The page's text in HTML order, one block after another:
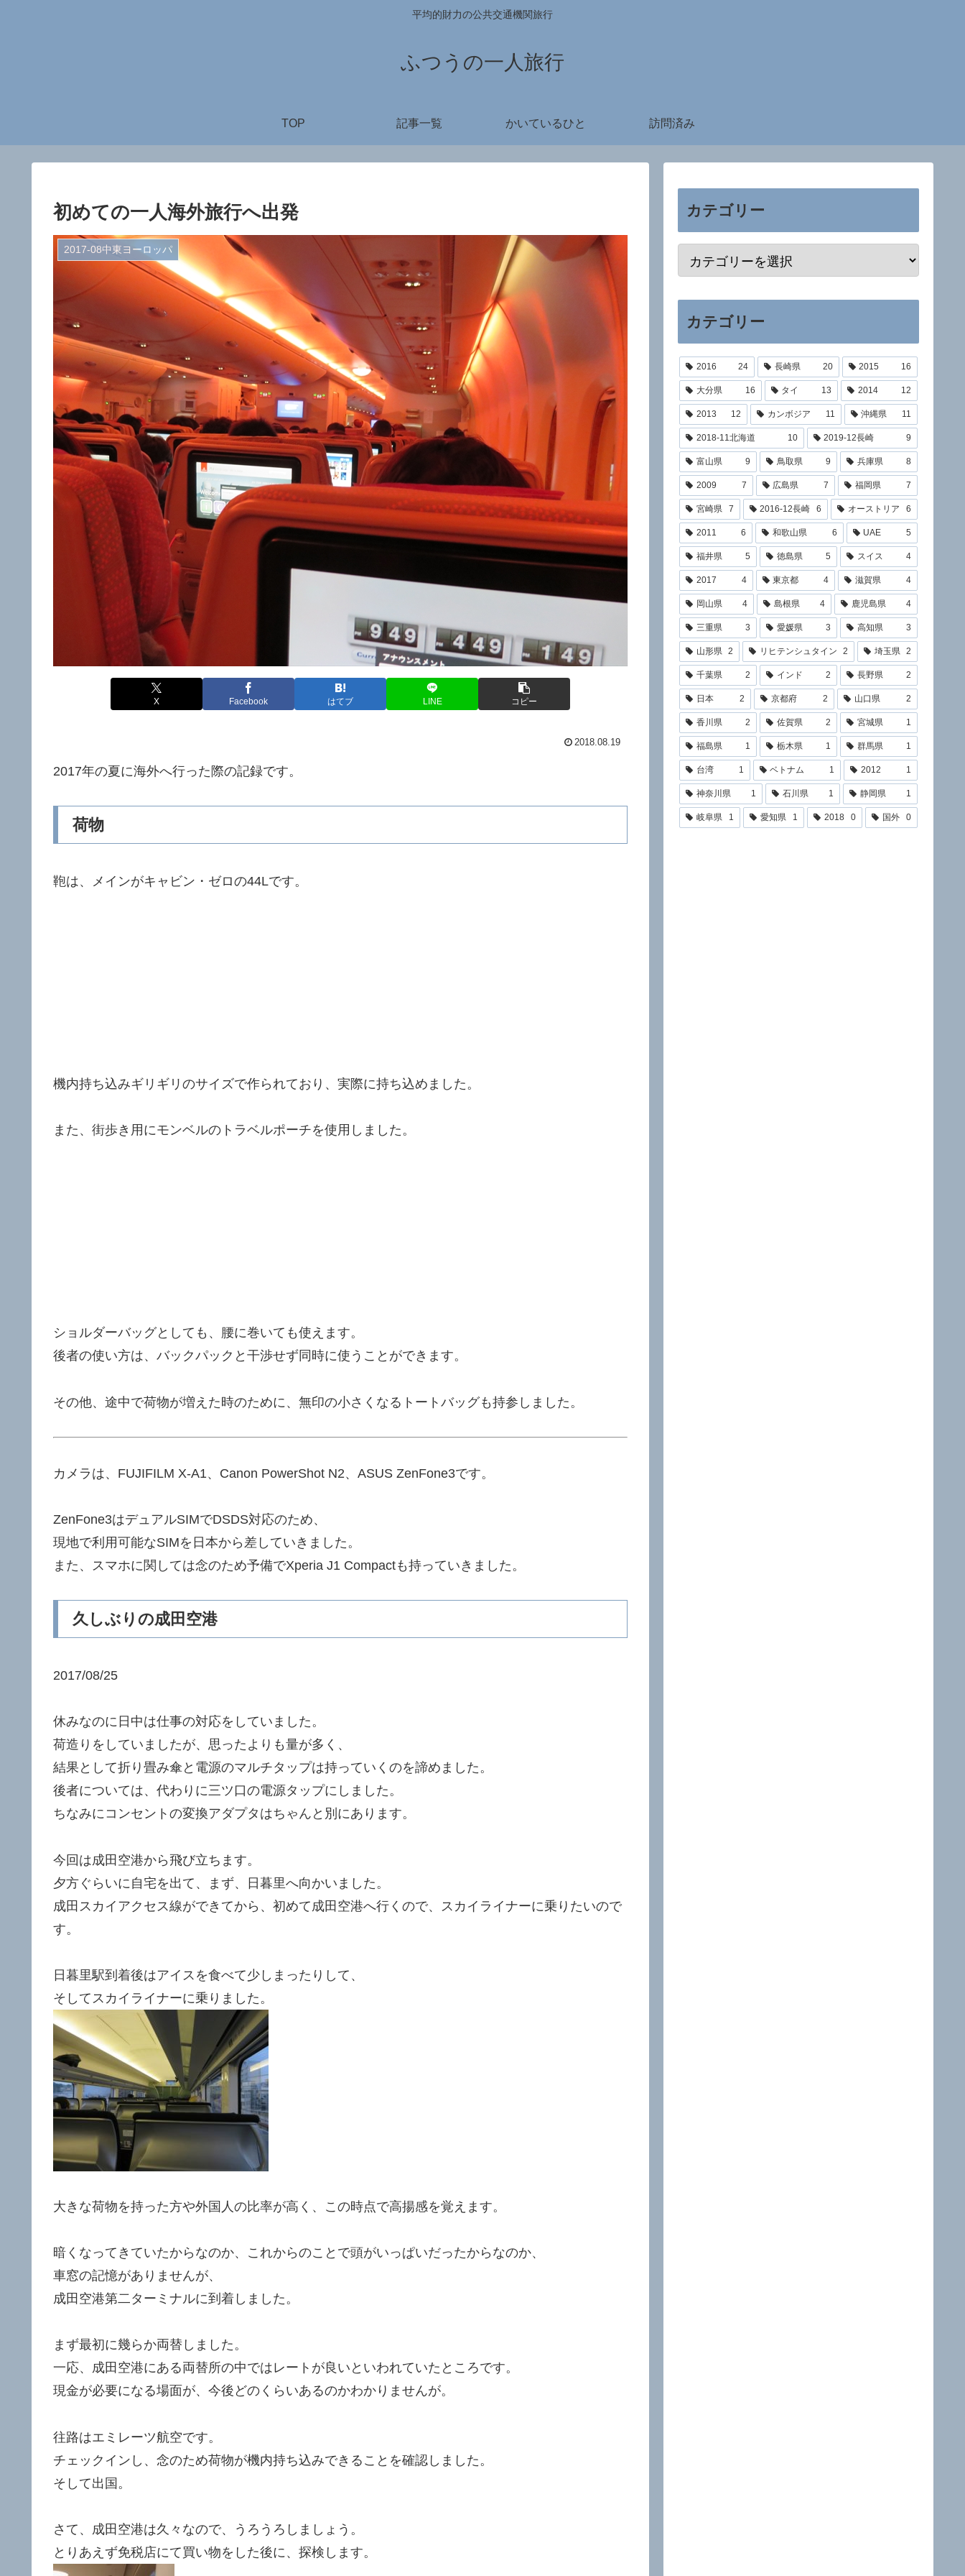
平均的財力の公共交通機関旅行
ふつうの一人旅行
TOP 記事一覧 かいているひと 訪問済み
初めての一人海外旅行へ出発
2017-08中東ヨーロッパ
X Facebook はてブ LINE コピー
2018.08.19
2017年の夏に海外へ行った際の記録です。
荷物
鞄は、メインがキャビン・ゼロの44Lです。
機内持ち込みギリギリのサイズで作られており、実際に持ち込めました。
また、街歩き用にモンベルのトラベルポーチを使用しました。
ショルダーバッグとしても、腰に巻いても使えます。
後者の使い方は、バックパックと干渉せず同時に使うことができます。
その他、途中で荷物が増えた時のために、無印の小さくなるトートバッグも持参しました。
カメラは、FUJIFILM X-A1、Canon PowerShot N2、ASUS ZenFone3です。
ZenFone3はデュアルSIMでDSDS対応のため、
現地で利用可能なSIMを日本から差していきました。
また、スマホに関しては念のため予備でXperia J1 Compactも持っていきました。
久しぶりの成田空港
2017/08/25
休みなのに日中は仕事の対応をしていました。
荷造りをしていましたが、思ったよりも量が多く、
結果として折り畳み傘と電源のマルチタップは持っていくのを諦めました。
後者については、代わりに三ツ口の電源タップにしました。
ちなみにコンセントの変換アダプタはちゃんと別にあります。
今回は成田空港から飛び立ちます。
夕方ぐらいに自宅を出て、まず、日暮里へ向かいました。
成田スカイアクセス線ができてから、初めて成田空港へ行くので、スカイライナーに乗りたいので
す。
日暮里駅到着後はアイスを食べて少しまったりして、
そしてスカイライナーに乗りました。
大きな荷物を持った方や外国人の比率が高く、この時点で高揚感を覚えます。
暗くなってきていたからなのか、これからのことで頭がいっぱいだったからなのか、
車窓の記憶がありませんが、
成田空港第二ターミナルに到着しました。
まず最初に幾らか両替しました。
一応、成田空港にある両替所の中ではレートが良いといわれていたところです。
現金が必要になる場面が、今後どのくらいあるのかわかりませんが。
往路はエミレーツ航空です。
チェックインし、念のため荷物が機内持ち込みできることを確認しました。
そして出国。
さて、成田空港は久々なので、うろうろしましょう。
とりあえず免税店にて買い物をした後に、探検します。
カテゴリー
カテゴリー
2016 24 長崎県 20 2015 16
大分県 16 タイ 13 2014 12
2013 12 カンボジア 11 沖縄県 11
2018-11北海道 10 2019-12長崎 9
富山県 9 鳥取県 9 兵庫県 8
2009 7 広島県 7 福岡県 7
宮崎県 7 2016-12長崎 6 オーストリア 6
2011 6 和歌山県 6 UAE 5
福井県 5 徳島県 5 スイス 4
2017 4 東京都 4 滋賀県 4
岡山県 4 島根県 4 鹿児島県 4
三重県 3 愛媛県 3 高知県 3
山形県 2 リヒテンシュタイン 2 埼玉県 2
千葉県 2 インド 2 長野県 2
日本 2 京都府 2 山口県 2
香川県 2 佐賀県 2 宮城県 1
福島県 1 栃木県 1 群馬県 1
台湾 1 ベトナム 1 2012 1
神奈川県 1 石川県 1 静岡県 1
岐阜県 1 愛知県 1 2018 0 国外 0